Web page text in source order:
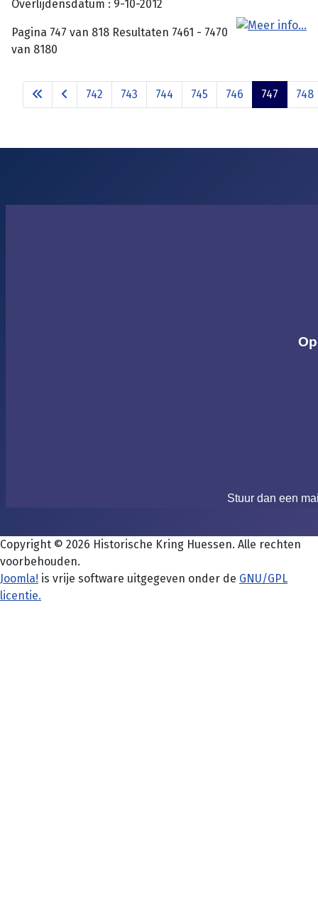
Overlijdensdatum : 9-10-2012
Pagina 747 van 818 Resultaten 7461 - 7470
van 8180
742 743 744 745 746 747 748
Stuur dan een
Copyright © 2026 Historische Kring Huessen. Alle rechten
voorbehouden.
Joomla! is vrije software uitgegeven onder de GNU/GPL
licentie.